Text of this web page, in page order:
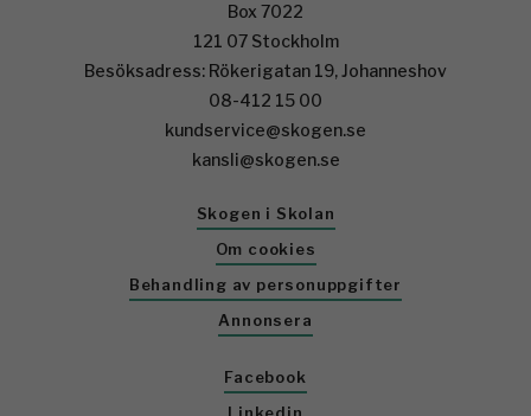
Box 7022
121 07 Stockholm
Besöksadress: Rökerigatan 19, Johanneshov
08-412 15 00
kundservice@skogen.se
kansli@skogen.se
Skogen i Skolan
Om cookies
Behandling av personuppgifter
Annonsera
Facebook